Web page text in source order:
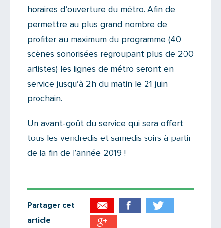
Ajoutez le vôtre
horaires d’ouverture du métro. Afin de
permettre au plus grand nombre de
profiter au maximum du programme (40
scènes sonorisées regroupant plus de 200
artistes) les lignes de métro seront en
service jusqu’à 2h du matin le 21 juin
prochain.
Un avant-goût du service qui sera offert
tous les vendredis et samedis soirs à partir
de la fin de l’année 2019 !
Partager cet
article